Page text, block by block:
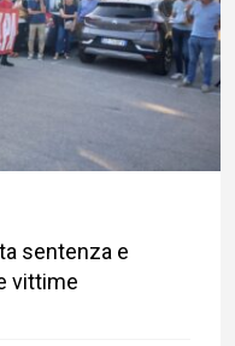
sentenza e
vittime